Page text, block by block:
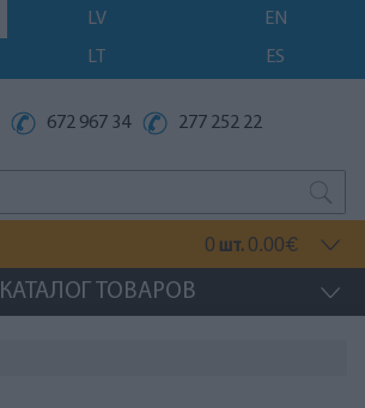
LV
EN
LT ES
672 967 34 277 252 22
0 шт. 0.00€
КАТАЛОГ ТОВАРОВ